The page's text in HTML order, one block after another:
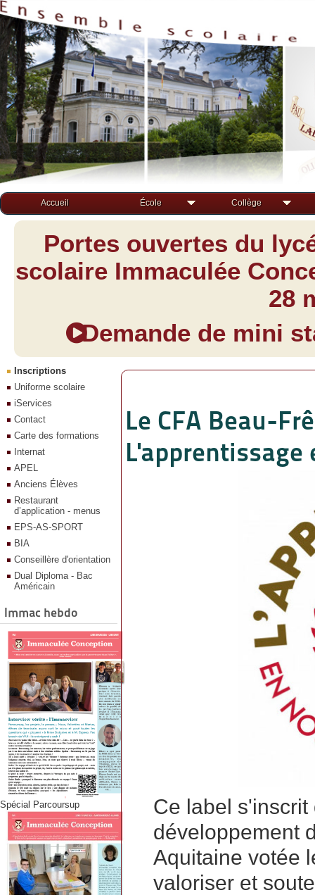
Accueil École Collège
Portes ouvertes du
scolaire Immaculée
28
Demande de mini
Inscriptions
Uniforme scolaire
iServices
Contact
Carte des formations
Internat
APEL
Anciens Élèves
Restaurant
d’application - menus
EPS-AS-SPORT
BIA
Conseillère d'orientation
Dual Diploma - Bac
Américain
Immac hebdo
Spécial Parcoursup
Le CFA Beau-
Ce label
développement
Aquitaine votée
valoriser et